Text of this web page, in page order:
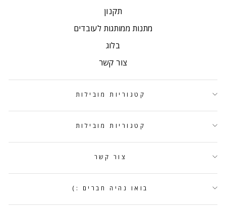
תקנון
מתנות ממותגות לעובדים
בלוג
צור קשר
קטגוריות מובילות
קטגוריות מובילות
צור קשר
בואו נהיה חברים :)